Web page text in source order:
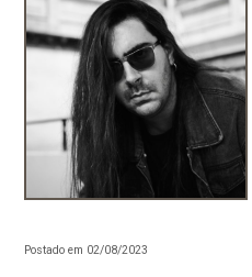
Postado em 02/08/2023